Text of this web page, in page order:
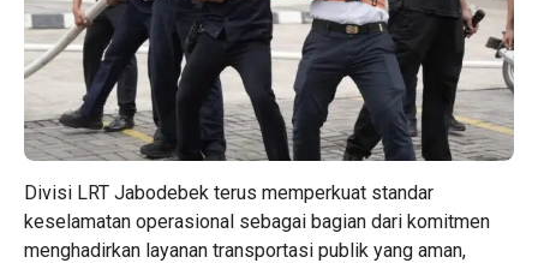
Divisi LRT Jabodebek terus memperkuat standar
keselamatan operasional sebagai bagian dari komitmen
menghadirkan layanan transportasi publik yang aman,